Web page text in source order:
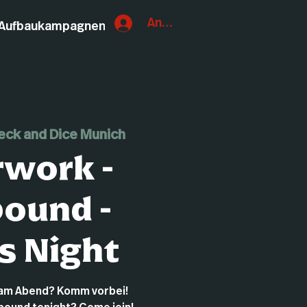
Anmelden
and Dice Munich
-
-
Night
Abend? Komm vorbei!